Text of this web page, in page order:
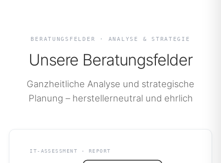
BERATUNGSFELDER · ANALYSE & STRATEGIE
Unsere Beratungsfelder
Ganzheitliche Analyse und strategische
Planung – herstellerneutral und ehrlich
IT-ASSESSMENT · REPORT